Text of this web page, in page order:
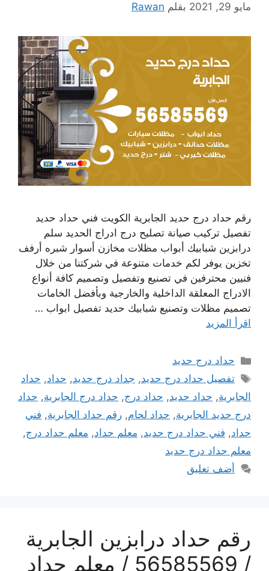
مايو 29, 2021 بقلم Rawan
رقم حداد درج حديد الجابرية الكويت فني حداد حديد
تفصيل تركيب صيانة تصليح درج ادراج الحديد سلم
درابزين شبابيك أبواب مظلات مخازن أسوار شبره أرفف
تخزين يوفر لكم خدمات متنوعة في شركتنا من خلال
فنيين محترفين في تصنيع وتفصيل وتصميم كافة أنواع
الادراج المعلقة الداخلية والخارجية وبأفضل الخامات
تصميم مظلات وتصنيع شبابيك حديد تفصيل ابواب …
اقرأ المزيد
التصنيفات
حداد درج حديد
الوسوم
تفصيل حداد درج حديد, جداد درج حديد, حداد, حداد
الجابرية, حداد حديد, حداد درج, حداد درج الجابرية, حداد
درج حديد الجابرية, حداد لحام, رقم حداد الجابرية, فني
حداد, فني حداد درج حديد, معلم حداد, معلم حداد درج,
معلم حداد درج حديد
أضف تعليق
رقم حداد درابزين الجابرية
/ 56585569 / معلم حداد